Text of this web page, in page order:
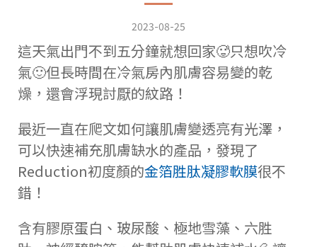
2023-08-25
這天氣出門不到五分鐘就想回家🥵只想吹冷
氣🙂但長時間在冷氣房內肌膚容易變的乾
燥， 還會浮現討厭的紋路！
最近一直在爬文如何讓肌膚變透亮有光澤，
可以快速補充肌膚缺水的產品， 發現了
Reduction初度顏的金箔胜肽凝膠軟膜很不
錯！
含有膠原蛋白、玻尿酸、極地雪藻、六胜